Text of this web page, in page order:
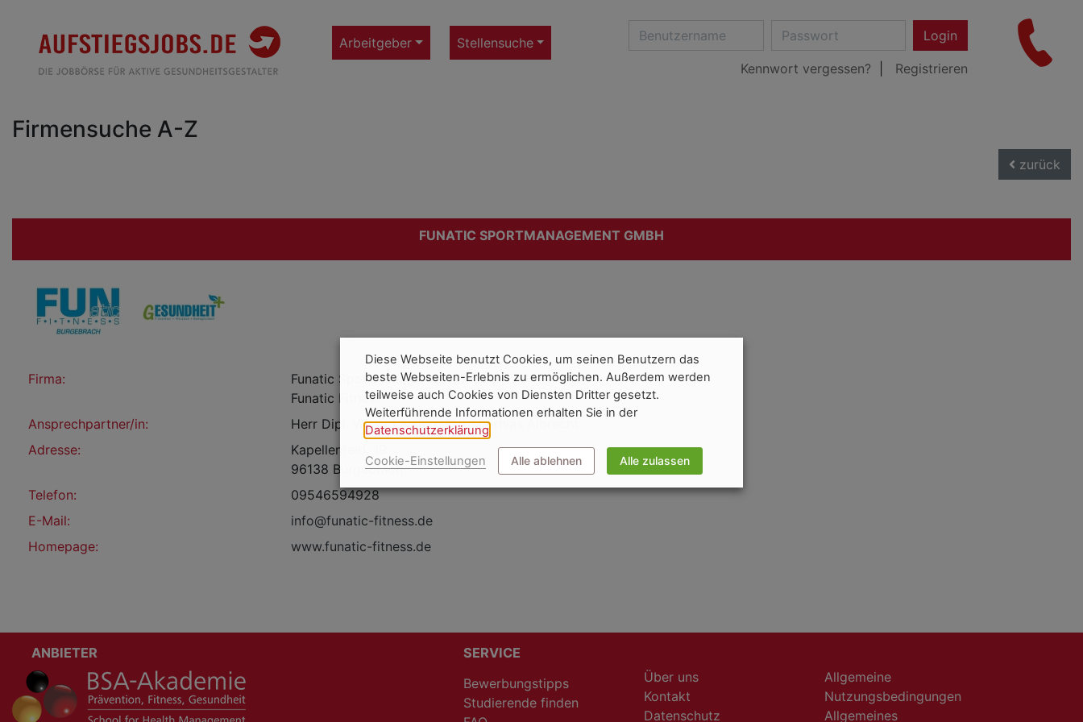
Arbeitgeber Stellensuche Login
Kennwort vergessen? Registrieren
Firmensuche A-Z
zurück
FUNATIC SPORTMANAGEMENT GMBH
Firma:
Funatic Sportmanagement GmbH
Funatic Fitness
Ansprechpartner/in:
Herr Dipl. Wirtschatsing.(FH) Matthias Albrecht
Adresse:
Kapellenfeld, 19
96138 Burgebrach
Telefon:
09546594928
E-Mail:
info@funatic-fitness.de
Homepage:
www.funatic-fitness.de
ANBIETER
SERVICE
Bewerbungstipps
Studierende finden
Über uns
Kontakt
Datenschutz
Allgemeine
Nutzungsbedingungen
Allgemeines
Diese Webseite benutzt Cookies, um seinen Benutzern das
beste Webseiten-Erlebnis zu ermöglichen. Außerdem werden
teilweise auch Cookies von Diensten Dritter gesetzt.
Weiterführende Informationen erhalten Sie in der
Datenschutzerklärung
Cookie-Einstellungen Alle ablehnen Alle zulassen